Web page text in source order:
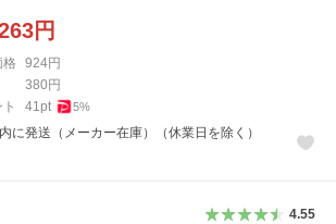
円
格 924円
380 円
41pt 5%
に発送（メーカー在庫）（休業日を除く）
4.55